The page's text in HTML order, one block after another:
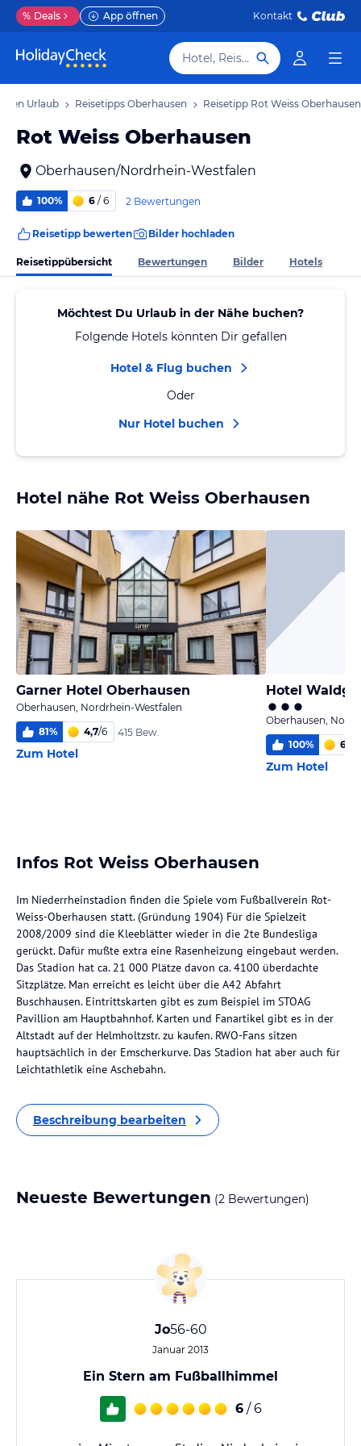
% Deals App öffnen Kontakt
Hotel, Reiseziel
Urlaub Reisetipps Oberhausen Reisetipp Rot Weiss Oberhausen
Rot Weiss Oberhausen
Oberhausen/Nordrhein-Westfalen
100% 6 / 6 2 Bewertungen
Reisetipp bewerten Bilder hochladen
Reisetippübersicht Bewertungen Bilder Hotels
Möchtest Du Urlaub in der Nähe buchen?
Folgende Hotels könnten Dir gefallen
Hotel & Flug buchen
Oder
Nur Hotel buchen
Hotel nähe Rot Weiss Oberhausen
Garner Hotel Oberhausen
Oberhausen, Nordrhein-Westfalen
81% 4,7/6 415 Bew.
Zum Hotel
Hotel
Oberhausen,
100% 6,0
Zum Hotel
Infos Rot Weiss Oberhausen
Im Niederrheinstadion finden die Spiele vom Fußballverein Rot-
Weiss-Oberhausen statt. (Gründung 1904) Für die Spielzeit
2008/2009 sind die Kleeblätter wieder in die 2te Bundesliga
gerückt. Dafür mußte extra eine Rasenheizung eingebaut werden.
Das Stadion hat ca. 21 000 Plätze davon ca. 4100 überdachte
Sitzplätze. Man erreicht es leicht über die A42 Abfahrt
Buschhausen. Eintrittskarten gibt es zum Beispiel im STOAG
Pavillion am Hauptbahnhof. Karten und Fanartikel gibt es in der
Altstadt auf der Helmholtzstr. zu kaufen. RWO-Fans sitzen
hauptsächlich in der Emscherkurve. Das Stadion hat aber auch für
Leichtathletik eine Aschebahn.
Beschreibung bearbeiten
Neueste Bewertungen (2 Bewertungen)
Jo56-60
Januar 2013
Ein Stern am Fußballhimmel
6 / 6